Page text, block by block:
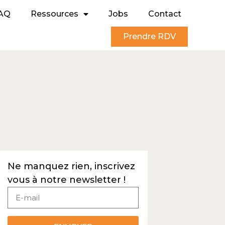
Ressources Jobs Contact
Prendre RDV
Ne manquez rien, inscrivez
vous à notre newsletter !